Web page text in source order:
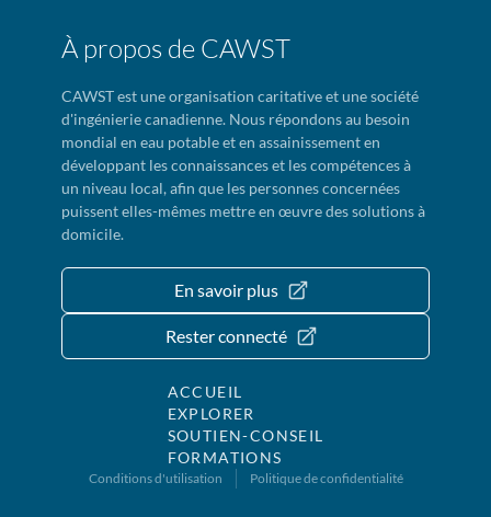
À propos de CAWST
CAWST est une organisation caritative et une société
d'ingénierie canadienne. Nous répondons au besoin
mondial en eau potable et en assainissement en
développant les connaissances et les compétences à
un niveau local, afin que les personnes concernées
puissent elles-mêmes mettre en œuvre des solutions à
domicile.
En savoir plus
Rester connecté
ACCUEIL
EXPLORER
SOUTIEN-CONSEIL
FORMATIONS
Conditions d'utilisation Politique de confidentialité